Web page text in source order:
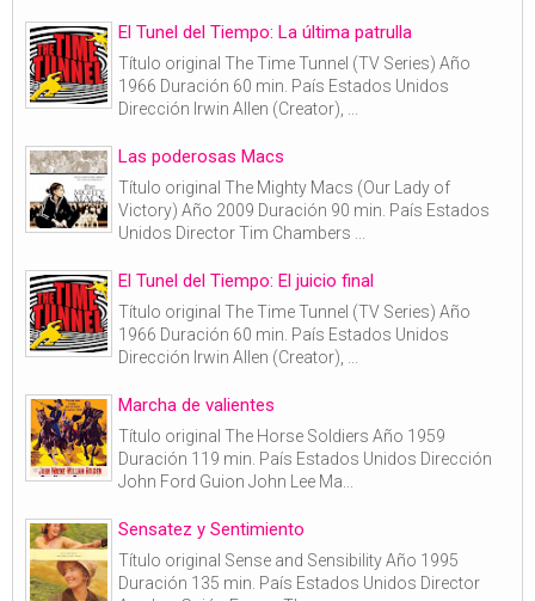
El Tunel del Tiempo: La última patrulla
Título original The Time Tunnel (TV Series) Año
1966 Duración 60 min. País Estados Unidos
Dirección Irwin Allen (Creator), ...
Las poderosas Macs
Título original The Mighty Macs (Our Lady of
Victory) Año 2009 Duración 90 min. País Estados
Unidos Director Tim Chambers ...
El Tunel del Tiempo: El juicio final
Título original The Time Tunnel (TV Series) Año
1966 Duración 60 min. País Estados Unidos
Dirección Irwin Allen (Creator), ...
Marcha de valientes
Título original The Horse Soldiers Año 1959
Duración 119 min. País Estados Unidos Dirección
John Ford Guion John Lee Ma...
Sensatez y Sentimiento
Título original Sense and Sensibility Año 1995
Duración 135 min. País Estados Unidos Director